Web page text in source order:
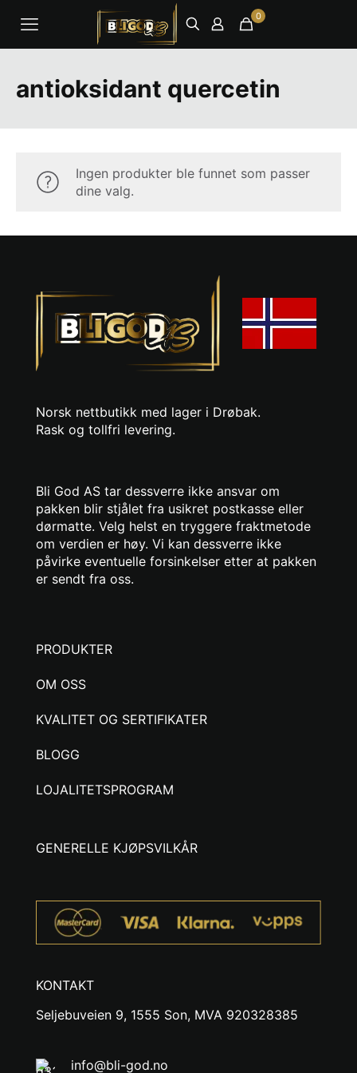
0
antioksidant quercetin
Ingen produkter ble funnet som passer
dine valg.
Norsk nettbutikk med lager i Drøbak.
Rask og tollfri levering.
Bli God AS tar dessverre ikke ansvar om
pakken blir stjålet fra usikret postkasse eller
dørmatte. Velg helst en tryggere fraktmetode
om verdien er høy. Vi kan dessverre ikke
påvirke eventuelle forsinkelser etter at pakken
er sendt fra oss.
PRODUKTER
OM OSS
KVALITET OG SERTIFIKATER
BLOGG
LOJALITETSPROGRAM
GENERELLE KJØPSVILKÅR
KONTAKT
Seljebuveien 9, 1555 Son, MVA 920328385
info@bli-god.no